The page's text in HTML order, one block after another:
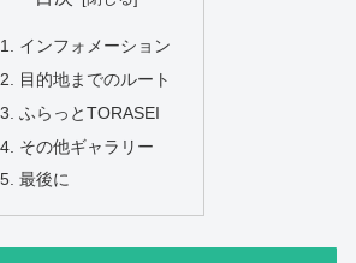
インフォメーション
目的地までのルート
ふらっとTORASEI
その他ギャラリー
最後に